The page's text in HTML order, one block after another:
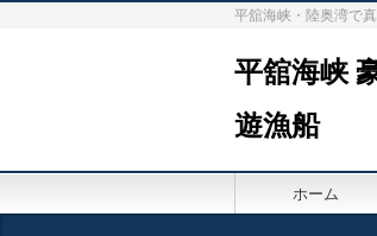
平舘海峡・陸奥湾で
平舘海峡
遊漁船
ホーム